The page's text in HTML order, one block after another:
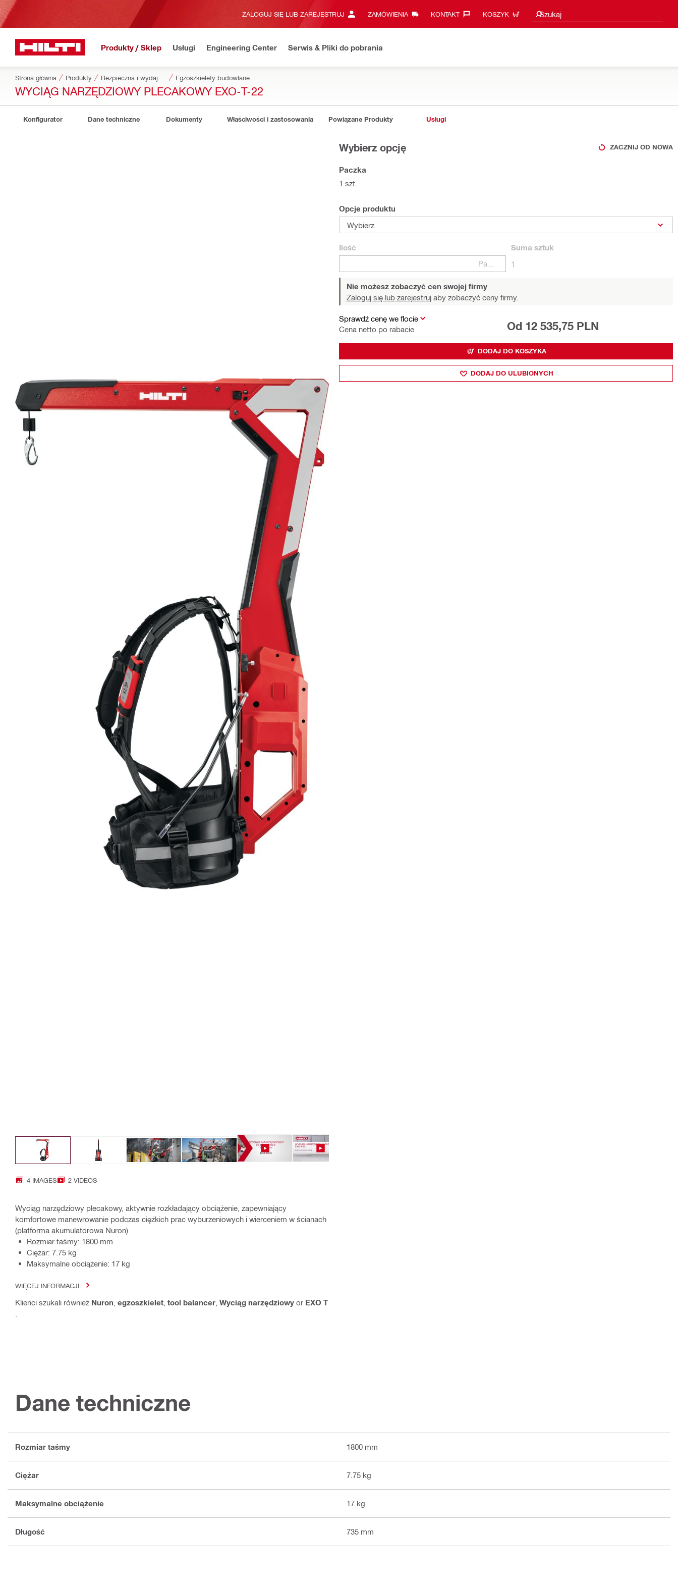
ZALOGUJ SIĘ LUB ZAREJESTRUJ ZAMÓWIENIA KONTAKT‎ KOSZYK Szukaj
Sugestie wyszukiwania
Produkty / Sklep Usługi Engineering Center Serwis & Pliki do pobrania
Strona główna Produkty Egzoszkielety budowlane
WYCIĄG NARZĘDZIOWY PLECAKOWY EXO-T-22
Konfigurator Dane techniczne Dokumenty Właściwości i zastosowania Powiązane Produkty Usługi
4 IMAGES 2 VIDEOS
Wyciąg narzędziowy plecakowy, aktywnie rozkładający obciążenie, zapewniający
komfortowe manewrowanie podczas ciężkich prac wyburzeniowych i wierceniem w ścianach
(platforma akumulatorowa Nuron)
Rozmiar taśmy: 1800 mm
Ciężar: 7.75 kg
Maksymalne obciążenie: 17 kg
WIĘCEJ INFORMACJI
Klienci szukali również Nuron egzoszkielet tool balancer Wyciąg narzędziowy or EXO T
Wybierz opcję ZACZNIJ OD NOWA
Paczka
1 szt.
Opcje produktu
Wybierz
Ilość
Suma sztuk
1
Nie możesz zobaczyć cen swojej firmy
Zaloguj się lub zarejestruj aby zobaczyć ceny firmy.
Sprawdź cenę we flocie
Cena netto po rabacie
Od 12 535,75 PLN
DODAJ DO KOSZYKA
DODAJ DO ULUBIONYCH
Dane techniczne
Rozmiar taśmy 1800 mm
Ciężar 7.75 kg
Maksymalne obciążenie 17 kg
Długość 735 mm